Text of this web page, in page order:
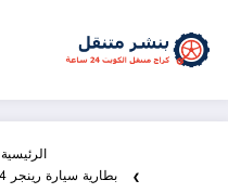
الرئيسية
بطارية سيارة رينجر 98577474 خدمة متنقلة 24 ساعة